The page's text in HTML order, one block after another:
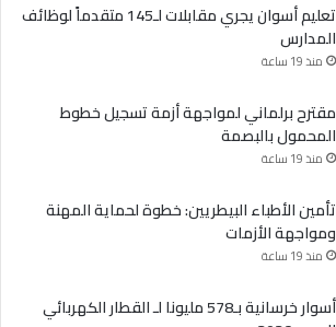
تعليم أسوان يجري مقابلات لـ145 متقدماً لوظائف
المدارس
منذ 19 ساعة
مقترح برلماني لمواجهة أزمة تسجيل خطوط
المحمول بالبصمة
منذ 19 ساعة
تأمين الأطباء البيطريين: خطوة لحماية المهنة
ومواجهة الأزمات
منذ 19 ساعة
أسوار خرسانية بـ578 مليونا لـ القطار الكهربائي